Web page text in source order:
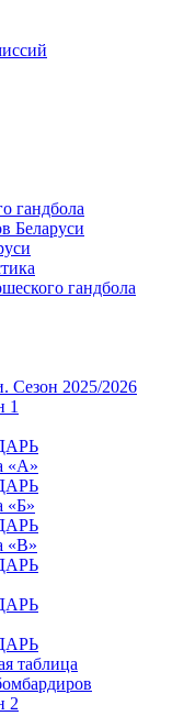
гандбола
Беларуси
гандбола
Сезон 2025/2026
1
«А»
«Б»
«В»
таблица
2